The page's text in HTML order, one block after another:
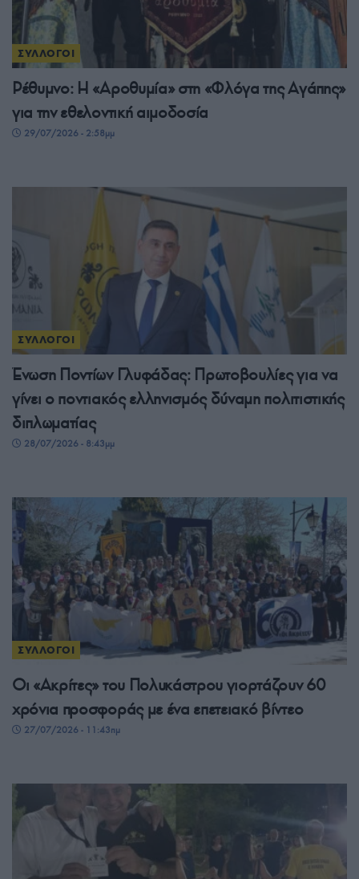
ΣΥΛΛΟΓΟΙ
Ρέθυμνο: Η «Αροθυμία» στη «Φλόγα της Αγάπης»
για την εθελοντική αιμοδοσία
29/07/2026 - 2:58μμ
ΣΥΛΛΟΓΟΙ
Ένωση Ποντίων Γλυφάδας: Πρωτοβουλίες για να
γίνει ο ποντιακός ελληνισμός δύναμη πολιτιστικής
διπλωματίας
28/07/2026 - 8:43μμ
ΣΥΛΛΟΓΟΙ
Οι «Ακρίτες» του Πολυκάστρου γιορτάζουν 60
χρόνια προσφοράς με ένα επετειακό βίντεο
27/07/2026 - 11:43πμ